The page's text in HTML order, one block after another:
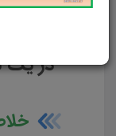
در یک